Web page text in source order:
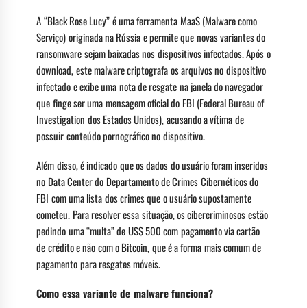
A “Black Rose Lucy” é uma ferramenta MaaS (Malware como
Serviço) originada na Rússia e permite que novas variantes do
ransomware sejam baixadas nos dispositivos infectados. Após o
download, este malware criptografa os arquivos no dispositivo
infectado e exibe uma nota de resgate na janela do navegador
que finge ser uma mensagem oficial do FBI (Federal Bureau of
Investigation dos Estados Unidos), acusando a vítima de
possuir conteúdo pornográfico no dispositivo.
Além disso, é indicado que os dados do usuário foram inseridos
no Data Center do Departamento de Crimes Cibernéticos do
FBI com uma lista dos crimes que o usuário supostamente
cometeu. Para resolver essa situação, os cibercriminosos estão
pedindo uma “multa” de US$ 500 com pagamento via cartão
de crédito e não com o Bitcoin, que é a forma mais comum de
pagamento para resgates móveis.
Como essa variante de malware funciona?